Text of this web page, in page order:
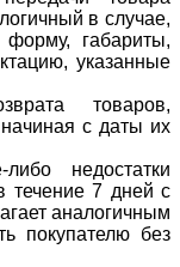
в случае,
габариты,
указанные
товаров,
с даты их
недостатки
течение 7 дней с
аналогичным
покупателю без